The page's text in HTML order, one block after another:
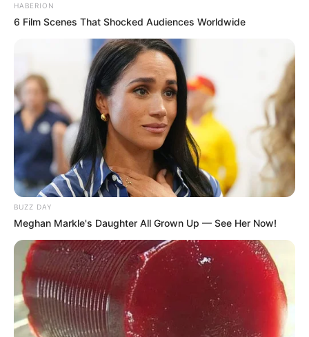
HABERION
6 Film Scenes That Shocked Audiences Worldwide
BUZZ DAY
Meghan Markle's Daughter All Grown Up — See Her Now!